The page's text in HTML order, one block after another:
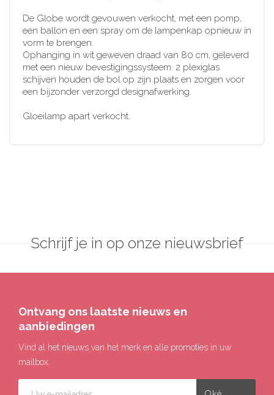
De Globe wordt gevouwen verkocht, met een pomp,
een ballon en een spray om de lampenkap opnieuw in
vorm te brengen.
Ophanging in wit geweven draad van 80 cm, geleverd
met een nieuw bevestigingssysteem: 2 plexiglas
schijven houden de bol op zijn plaats en zorgen voor
een bijzonder verzorgd designafwerking.
Gloeilamp apart verkocht.
Schrijf je in op onze nieuwsbrief
Ontvang ons laatste nieuws en
aanbiedingen
Vind al het nieuws van het merk en alle promoties in uw
mailbox.